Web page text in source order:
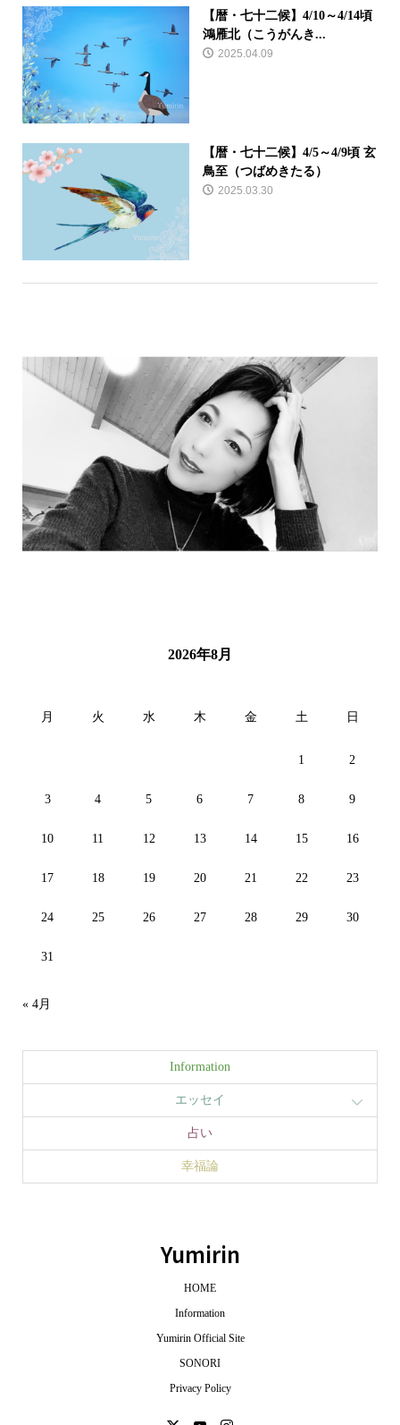
【暦・七十二候】4/10～4/14頃
鴻雁北（こうがんき...
2025.04.09
【暦・七十二候】4/5～4/9頃 玄
鳥至（つばめきたる）
2025.03.30
2026年8月
月 火 水 木 金 土 日
1 2
3 4 5 6 7 8 9
10 11 12 13 14 15 16
17 18 19 20 21 22 23
24 25 26 27 28 29 30
31
« 4月
Information
エッセイ
占い
幸福論
Yumirin
HOME
Information
Yumirin Official Site
SONORI
Privacy Policy